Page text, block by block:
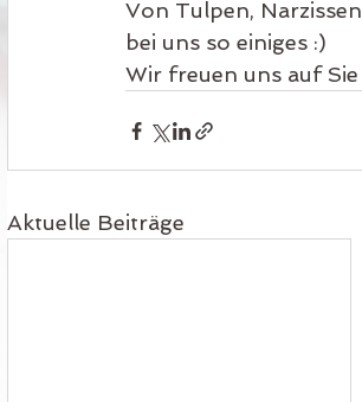
Von Tulpen,
bei uns so einiges :)
Wir freuen uns auf Sie
Aktuelle Beiträge